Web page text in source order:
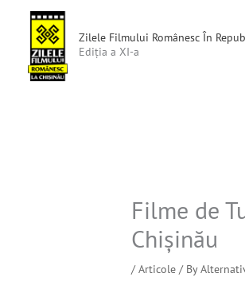
content
Zilele Filmului Românesc În
Ediția a XI-a
Filme de
Chişinău
/Articole / By